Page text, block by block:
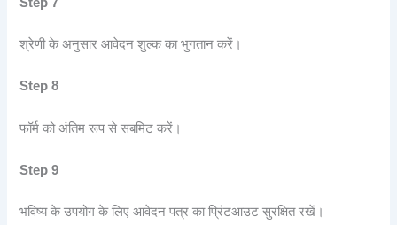
श्रेणी के अनुसार आवेदन शुल्क का भुगतान करें।
Step 8
फॉर्म को अंतिम रूप से सबमिट करें।
Step 9
भविष्य के उपयोग के लिए आवेदन पत्र का प्रिंटआउट सुरक्षित रखें।